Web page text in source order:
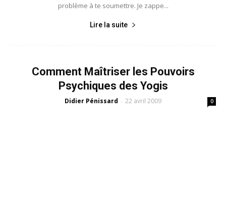
problème à te soumettre. Je zappe...
Lire la suite
Comment Maîtriser les Pouvoirs
Psychiques des Yogis
Didier Pénissard - 22 avril 2009 0